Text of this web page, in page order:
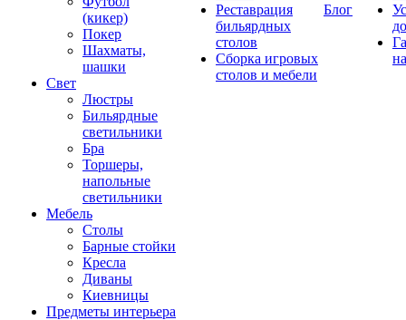
(кикер)
Покер
Шахматы,
шашки
Свет
Люстры
Бильярдные
светильники
Бра
Торшеры,
напольные
светильники
Мебель
Столы
Барные стойки
Кресла
Диваны
Киевницы
Предметы интерьера
Реставрация
бильярдных
столов
Сборка игровых
столов и мебели
Блог